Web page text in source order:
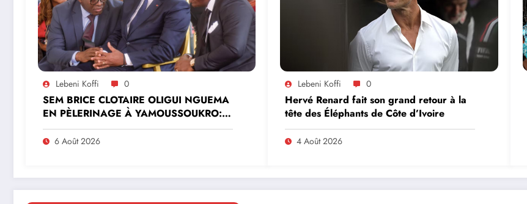
Lebeni Koffi 0
SEM BRICE CLOTAIRE OLIGUI NGUEMA
EN PÈLERINAGE À YAMOUSSOUKRO:LE
MINISTRE PAULIN CLAUDE DANHO
PREND PART À LA CÉRÉMONIE
6 Août 2026
Lebeni Koffi 0
Hervé Renard fait son grand retour à la
tête des Éléphants de Côte d’Ivoire
4 Août 2026